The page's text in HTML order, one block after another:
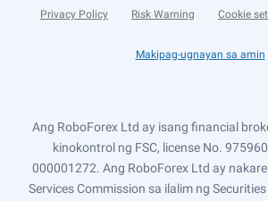
Privacy Policy Risk Warning Cookie
Makipag-ugnayan sa amin
Ang RoboForex Ltd ay isang financial
kinokontrol ng FSC, license No.
000001272. Ang RoboForex Ltd ay
Services Commission sa ilalim ng